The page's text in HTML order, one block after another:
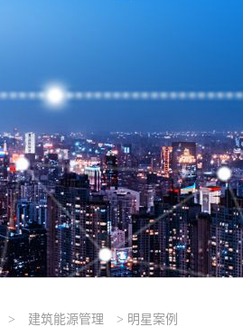
> 建筑能源管理 > 明星案例